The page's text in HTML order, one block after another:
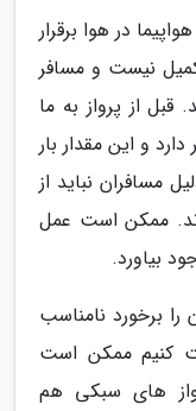
در هوا برقرار
نیست و مسافر
از پرواز به ما
دارد و این مقدار بار
مسافران نباید از
ممکن است عمل
بیاورد.
را برخورد نامناسب
کنیم ممکن است
های سبکی هم